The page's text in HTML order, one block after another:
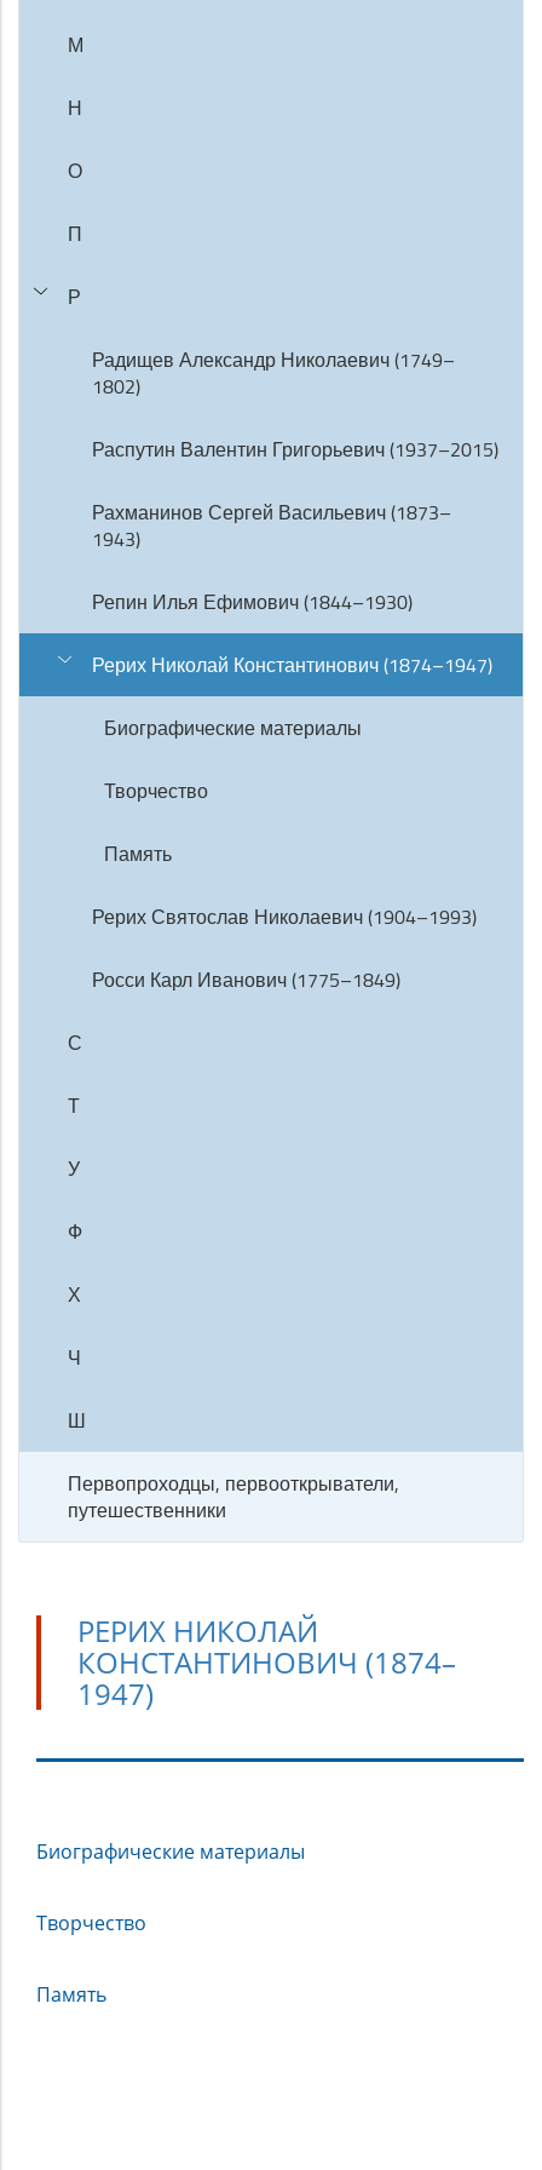
М
Н
О
П
Р
Радищев Александр Николаевич (1749–
1802)
Распутин Валентин Григорьевич (1937–2015)
Рахманинов Сергей Васильевич (1873–
1943)
Репин Илья Ефимович (1844–1930)
Рерих Николай Константинович (1874–1947)
Биографические материалы
Творчество
Память
Рерих Святослав Николаевич (1904–1993)
Росси Карл Иванович (1775–1849)
С
Т
У
Ф
Х
Ч
Ш
Первопроходцы, первооткрыватели,
путешественники
РЕРИХ НИКОЛАЙ
КОНСТАНТИНОВИЧ (1874–
1947)
Николай
(1874–
Биографические материалы
Творчество
Память